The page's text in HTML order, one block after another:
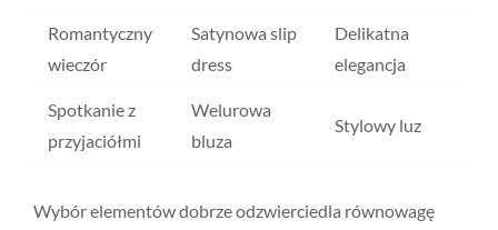
Romantyczny
wieczór
Satynowa slip
dress
Delikatna
elegancja
Spotkanie z
przyjaciółmi
Welurowa
bluza
Stylowy luz
Wybór elementów dobrze odzwierciedla równowagę